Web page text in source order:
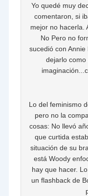
Yo quedé muy
comentaron, si
mejor no hacerla.
No Pero no
sucedió con
dejarlo
Lo del feminismo
pero no la
cosas: No llevó
que curtida
situación de su
está Woody
hay que hacer.
un flashback de